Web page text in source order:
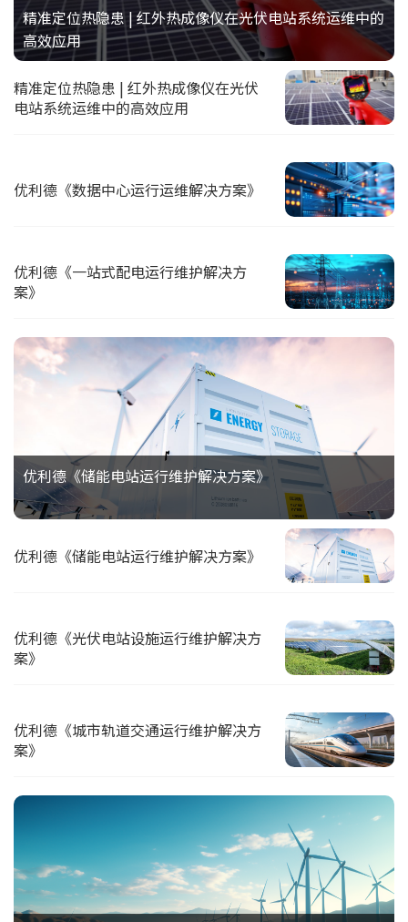
精准定位热隐患 | 红外热成像仪在光伏电站系统运维中的
高效应用
精准定位热隐患 | 红外热成像仪在光伏
电站系统运维中的高效应用
优利德《数据中心运行运维解决方案》
优利德《一站式配电运行维护解决方
案》
优利德《储能电站运行维护解决方案》
优利德《储能电站运行维护解决方案》
优利德《光伏电站设施运行维护解决方
案》
优利德《城市轨道交通运行维护解决方
案》